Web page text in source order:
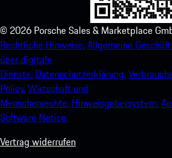
© 2026 Porsche Sales & Marketplace
Rechtliche Hinweise.Allgemeine
über digitale
Dienste. Datenschutzerklärung.
Policy.Wirtschaft und
Menschenrechte. Hinweisgebersystem.
Software Notice.
Vertrag widerrufen